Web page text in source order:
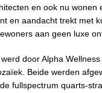
en ook nu
en aandacht trekt met
aan geen luxe
door Alpha
Beide werden
fullspectrum quarts-